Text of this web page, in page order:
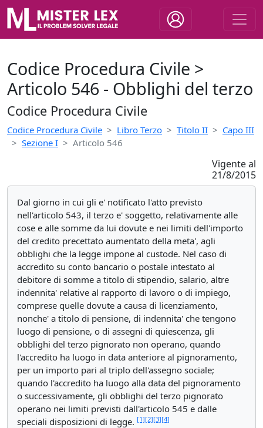
Codice Procedura Civile >
Articolo 546 - Obblighi del terzo
Codice Procedura Civile
Codice Procedura Civile Libro Terzo Titolo II
Capo III
Sezione I
Articolo 546
Vigente al
21/8/2015
Dal giorno in cui gli e' notificato l'atto previsto
nell'articolo 543, il terzo e' soggetto, relativamente alle
cose e alle somme da lui dovute e nei limiti dell'importo
del credito precettato aumentato della meta', agli
obblighi che la legge impone al custode. Nel caso di
accredito su conto bancario o postale intestato al
debitore di somme a titolo di stipendio, salario, altre
indennita' relative al rapporto di lavoro o di impiego,
comprese quelle dovute a causa di licenziamento,
nonche' a titolo di pensione, di indennita' che tengono
luogo di pensione, o di assegni di quiescenza, gli
obblighi del terzo pignorato non operano, quando
l'accredito ha luogo in data anteriore al pignoramento,
per un importo pari al triplo dell'assegno sociale;
quando l'accredito ha luogo alla data del pignoramento
o successivamente, gli obblighi del terzo pignorato
operano nei limiti previsti dall'articolo 545 e dalle
speciali disposizioni di legge. [1][2][3][4]